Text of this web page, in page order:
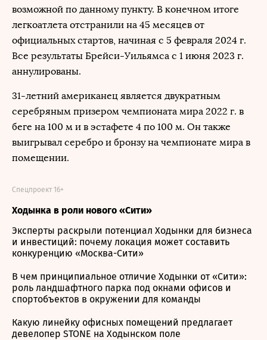
возможной по данному пункту. В конечном итоге
легкоатлета отстранили на 45 месяцев от
официальных стартов, начиная с 5 февраля 2024 г.
Все результаты Брейси-Уильямса с 1 июня 2023 г.
аннулированы.
31-летний американец является двукратным
серебряным призером чемпионата мира 2022 г. в
беге на 100 м и в эстафете 4 по 100 м. Он также
выигрывал серебро и бронзу на чемпионате мира в
помещении.
Ходынка в роли нового «Сити»
Спецпроект 16+
Эксперты раскрыли потенциал Ходынки для бизнеса
и инвестиций: почему локация может составить
конкуренцию «Москва-Сити»
В чем принципиальное отличие Ходынки от «Сити»:
роль ландшафтного парка под окнами офисов и
спортобъектов в окружении для команды
Какую линейку офисных помещений предлагает
девелопер STONE на Ходынском поле